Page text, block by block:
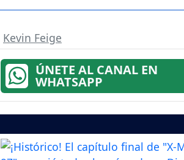
Kevin Feige
ÚNETE AL CANAL EN
WHATSAPP